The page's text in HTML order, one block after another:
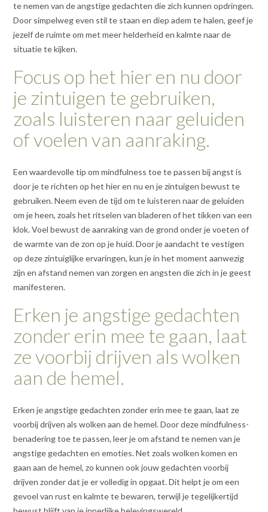
te nemen van de angstige gedachten die zich kunnen opdringen.
Door simpelweg even stil te staan en diep adem te halen, geef je
jezelf de ruimte om met meer helderheid en kalmte naar de
situatie te kijken.
Focus op het hier en nu door
je zintuigen te gebruiken,
zoals luisteren naar geluiden
of voelen van aanraking.
Een waardevolle tip om mindfulness toe te passen bij angst is
door je te richten op het hier en nu en je zintuigen bewust te
gebruiken. Neem even de tijd om te luisteren naar de geluiden
om je heen, zoals het ritselen van bladeren of het tikken van een
klok. Voel bewust de aanraking van de grond onder je voeten of
de warmte van de zon op je huid. Door je aandacht te vestigen
op deze zintuiglijke ervaringen, kun je in het moment aanwezig
zijn en afstand nemen van zorgen en angsten die zich in je geest
manifesteren.
Erken je angstige gedachten
zonder erin mee te gaan, laat
ze voorbij drijven als wolken
aan de hemel.
Erken je angstige gedachten zonder erin mee te gaan, laat ze
voorbij drijven als wolken aan de hemel. Door deze mindfulness-
benadering toe te passen, leer je om afstand te nemen van je
angstige gedachten en emoties. Net zoals wolken komen en
gaan aan de hemel, zo kunnen ook jouw gedachten voorbij
drijven zonder dat je er volledig in opgaat. Dit helpt je om een
gevoel van rust en kalmte te bewaren, terwijl je tegelijkertijd